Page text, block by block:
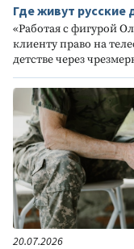
Где живут русские
«Работая с фигурой
клиенту право на
детстве через
20.07.2026